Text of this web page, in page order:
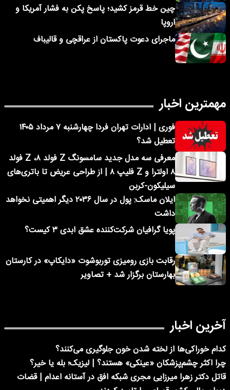
چین خط قرمز کشید؛ پاسخ پکن به فشار آمریکا و
اروپا
ماجرای دعوت پاکستان از عراقچی و قالیباف
مهمترین اخبار
فوری | ادارات تهران فردا چهارشنبه ۷ مرداد ۱۴۰۵
تعطیل شد؟
معرفی سه مدل جدید سامسونگ Z فولد ۸، Z فولد
۸ اولترا و Z فلیپ ۸ | از طراحی عریض تا باتری‌های
سیلیکون-کربن
ایلان ماسک: پول در سال ۲۰۳۶ دیگر اهمیتی نخواهد
داشت
پویا گرافیان شرکت‌کننده عشق ابدی ۳ کیست؟
رقابت بازی رومیزی توربوشوت «دایکاپ» در کارستان
بهارستان برگزار شد + تصاویر
آخرین اخبار
کدام خوراکی‌ها از لخته شدن خون جلوگیری می‌کنند؟
چرا اکثر چشم‌پزشکان «عینکی» هستند؟ | لیزیک؛ بله یا خیر؟
قاتل دکتر زهرا میرزایی مجری شبکه افق در آستانه اعدام | قضات